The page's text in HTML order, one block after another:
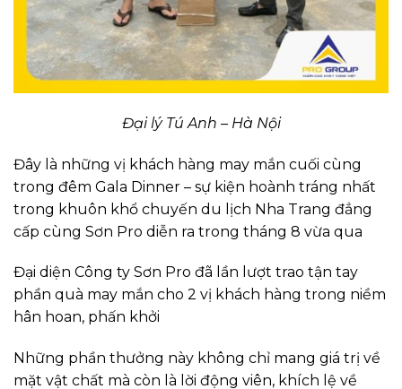
Đại lý Tú Anh – Hà Nội
Đây là những vị khách hàng may mắn cuối cùng
trong đêm Gala Dinner – sự kiện hoành tráng nhất
trong khuôn khổ chuyến du lịch Nha Trang đẳng
cấp cùng Sơn Pro diễn ra trong tháng 8 vừa qua
Đại diện Công ty Sơn Pro đã lần lượt trao tận tay
phần quà may mắn cho 2 vị khách hàng trong niềm
hân hoan, phấn khởi
Những phần thưởng này không chỉ mang giá trị về
mặt vật chất mà còn là lời động viên, khích lệ về